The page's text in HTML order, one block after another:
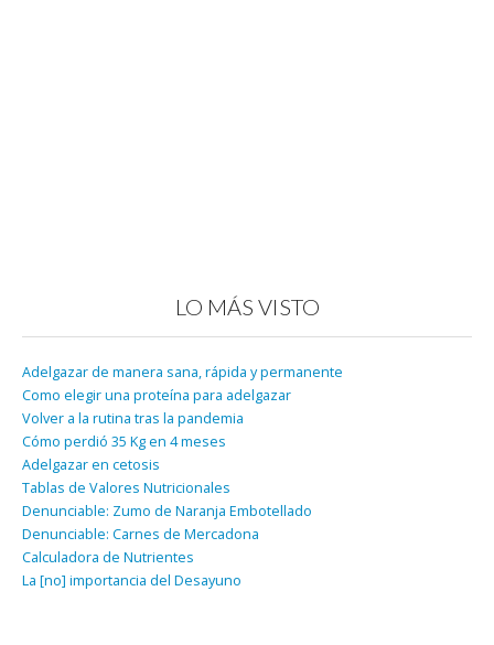
LO MÁS VISTO
Adelgazar de manera sana, rápida y permanente
Como elegir una proteína para adelgazar
Volver a la rutina tras la pandemia
Cómo perdió 35 Kg en 4 meses
Adelgazar en cetosis
Tablas de Valores Nutricionales
Denunciable: Zumo de Naranja Embotellado
Denunciable: Carnes de Mercadona
Calculadora de Nutrientes
La [no] importancia del Desayuno